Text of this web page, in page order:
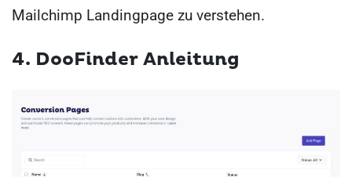
Mailchimp Landingpage zu verstehen.
4. DooFinder Anleitung